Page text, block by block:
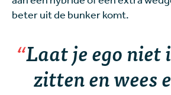
beter uit de bunker komt.
Laat je ego niet
zitten en wees